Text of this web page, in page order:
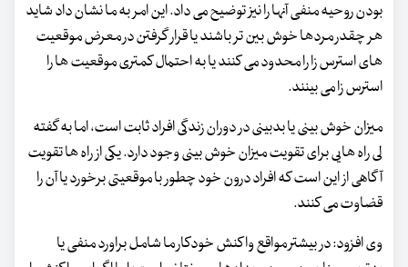
بودن روحیه منفی آنها را نیز توضیح می داد. این امر به ما نشان داد شاید
هر چقدر مردها خوش بین تر باشند یا قرار گرفتن در معرض موقعیت
های استرس زا را محدود می کنند یا به احتمال کمتری موقعیت ها را
استرس زا می بینند.
میزان خوش بینی یا بدبینی در دوران زندگی افراد ثابت است، اما به گفته
لی راه هایی برای تقویت میزان خوش بینی وجود دارد. یکی از راه ها تقویت
آگاهی از این است که افراد درون خود چطور با موقعیتی برخورد یا آن را
قضاوت می کنند.
وی افزود: در بیشتر مواقع واکنش خودکار ما شامل براورد منفی یا